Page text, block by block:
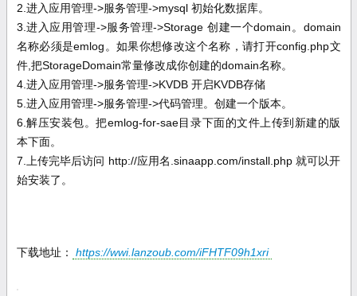
2.进入应用管理->服务管理->mysql 初始化数据库。
3.进入应用管理->服务管理->Storage 创建一个domain。domain
名称必须是emlog。如果你想修改这个名称，请打开config.php文
件,把StorageDomain常量修改成你创建的domain名称。
4.进入应用管理->服务管理->KVDB 开启KVDB存储
5.进入应用管理->服务管理->代码管理。创建一个版本。
6.解压安装包。把emlog-for-sae目录下面的文件上传到新建的版
本下面。
7.上传完毕后访问 http://应用名.sinaapp.com/install.php 就可以开
始安装了。
下载地址： https://wwi.lanzoub.com/iFHTF09h1xri